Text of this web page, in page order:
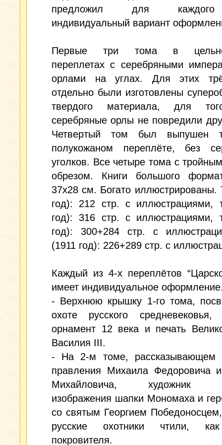
предложил для
индивидуальный вариант
Первые три тома в
переплетах с серебряными
орлами на углах. Для этих
отдельно были изготовлены
твердого материала, для
серебряные орлы не повредили
Четвертый том был выпушен
полукожаном переплёте, без
уголков. Все четыре тома с
обрезом. Книги большого
37х28 см. Богато иллюстрированы.
год): 212 стр. с иллюстрациями,
год): 316 стр. с иллюстрациями,
год): 300+284 стр. с
(1911 год): 226+289 стр. с
Каждый из 4-х переплётов
имеет индивидуальное
- Верхнюю крышку 1-го тома,
охоте русского средневековья,
орнамент 12 века и печать
Василия III.
- На 2-м томе, рассказывающем
правления Михаила Федоровича
Михайловича, художник
изображения шапки Мономаха и
со святым Георгием Победоносцем,
русские охотники чтили,
покровителя.